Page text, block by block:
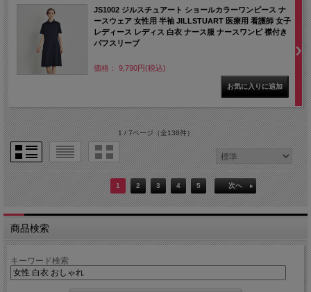
JS1002 ジルスチュアート ショールカラーワンピース ナ
ースウェア 女性用 半袖 JILLSTUART 医療用 看護師 女子
レディース レディス 白衣 ナース服 ナースワンピ 襟付き
パフスリーブ
価格： 9,790円(税込)
1 / 7ページ（全138件）
1 2 3 4 5 次へ
商品検索
キーワード検索